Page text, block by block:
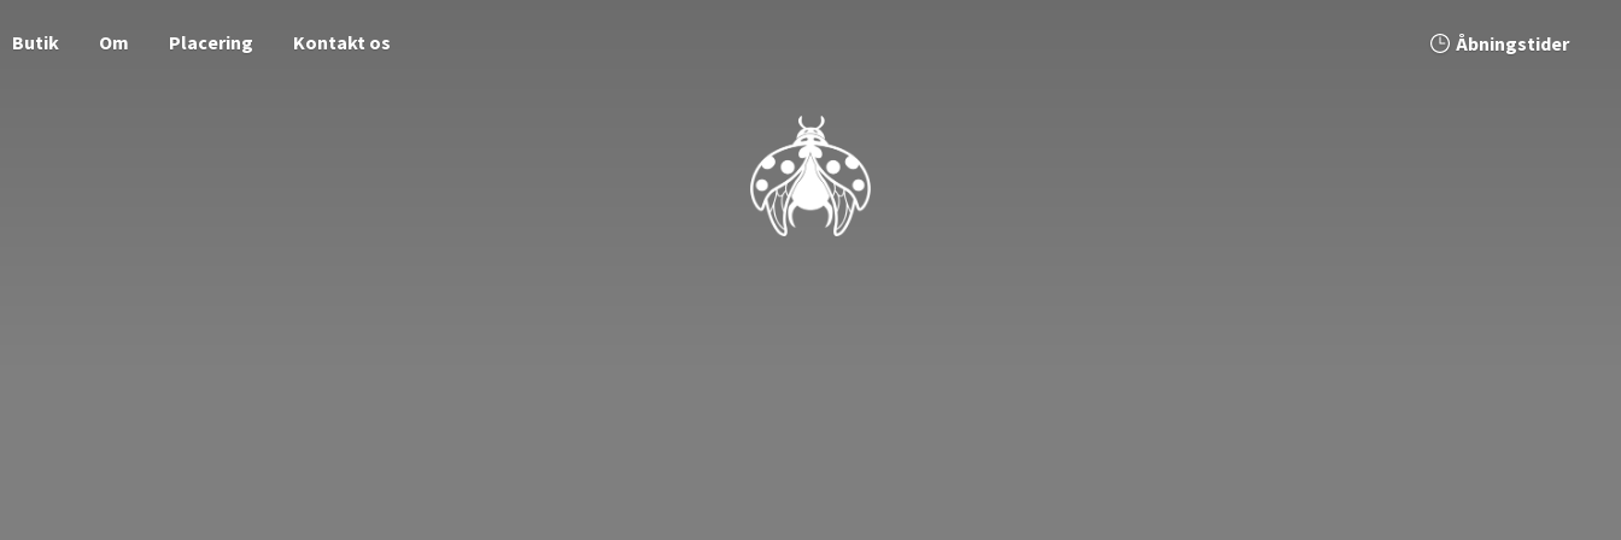
Butik Om Placering Kontakt os Åbningstider